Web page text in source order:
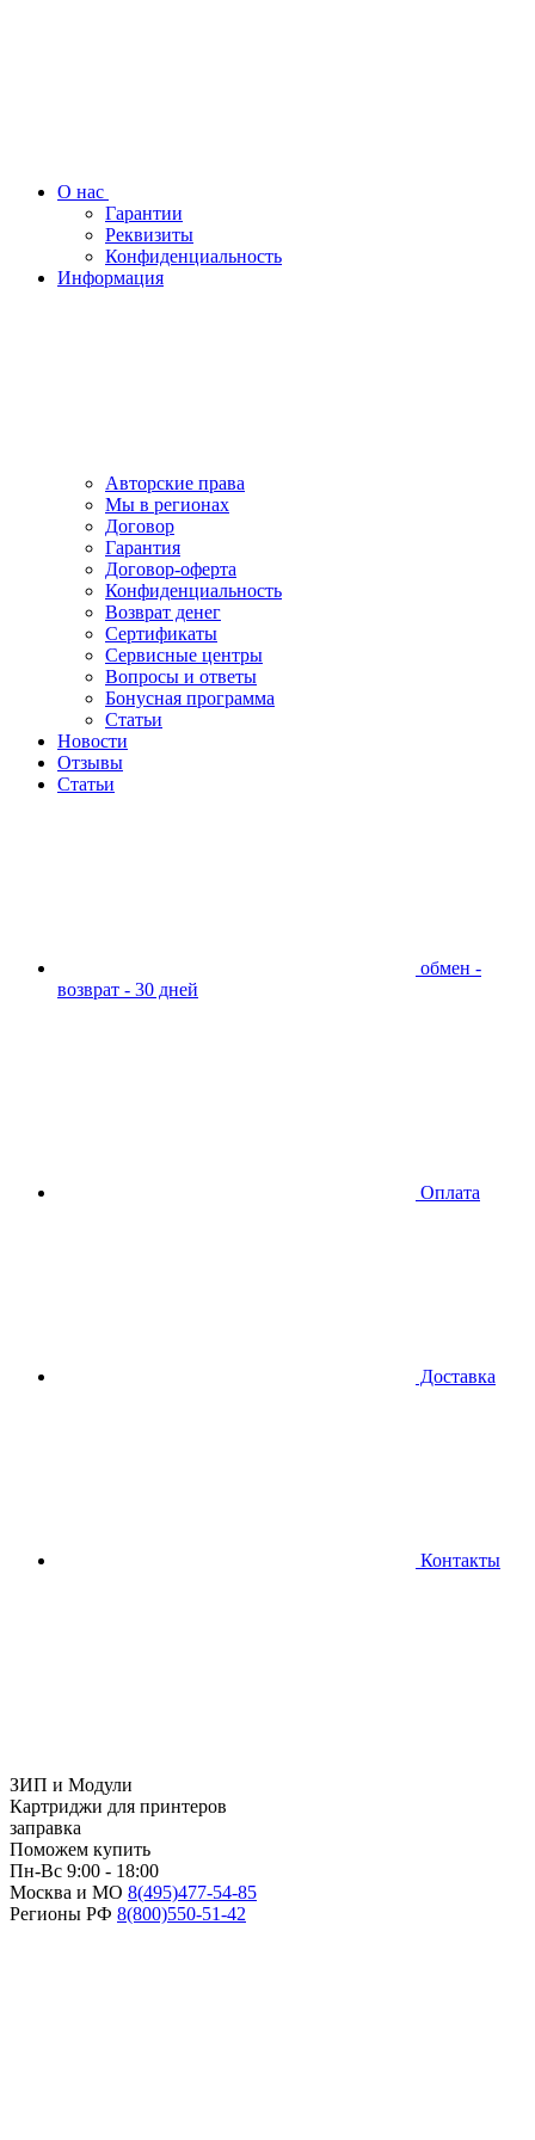
О нас
Гарантии
Реквизиты
Конфиденциальность
Информация
Авторские права
Мы в регионах
Договор
Гарантия
Договор-оферта
Конфиденциальность
Возврат денег
Сертификаты
Сервисные центры
Вопросы и ответы
Бонусная программа
Статьи
Новости
Отзывы
Статьи
обмен -
возврат - 30 дней
Оплата
Доставка
Контакты
ЗИП и Модули
Картриджи для принтеров
заправка
Поможем купить
Пн-Вс 9:00 - 18:00
Москва и МО 8(495)477-54-85
Регионы РФ 8(800)550-51-42